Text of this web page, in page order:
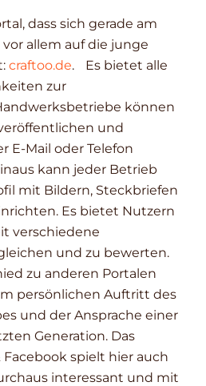
dass sich gerade am
allem auf die junge
craftoo.de. Es bietet alle
zur
können
und
E-Mail oder Telefon
kann jeder Betrieb
mit Bildern, Steckbriefen
Es bietet Nutzern
verschiedene
und zu bewerten.
zu anderen Portalen
persönlichen Auftritt des
und der Ansprache einer
Generation. Das
spielt hier auch
interessant und mit